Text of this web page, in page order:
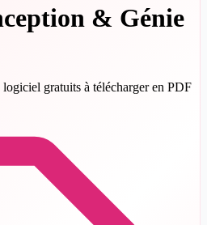
& Génie
gratuits à télécharger en PDF